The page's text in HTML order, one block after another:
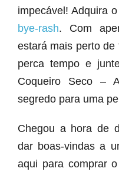
impecável! Adquira
bye-rash. Com
estará mais perto
perca tempo e
Coqueiro Seco –
segredo para uma
Chegou a hora de
dar boas-vindas a
aqui para comprar